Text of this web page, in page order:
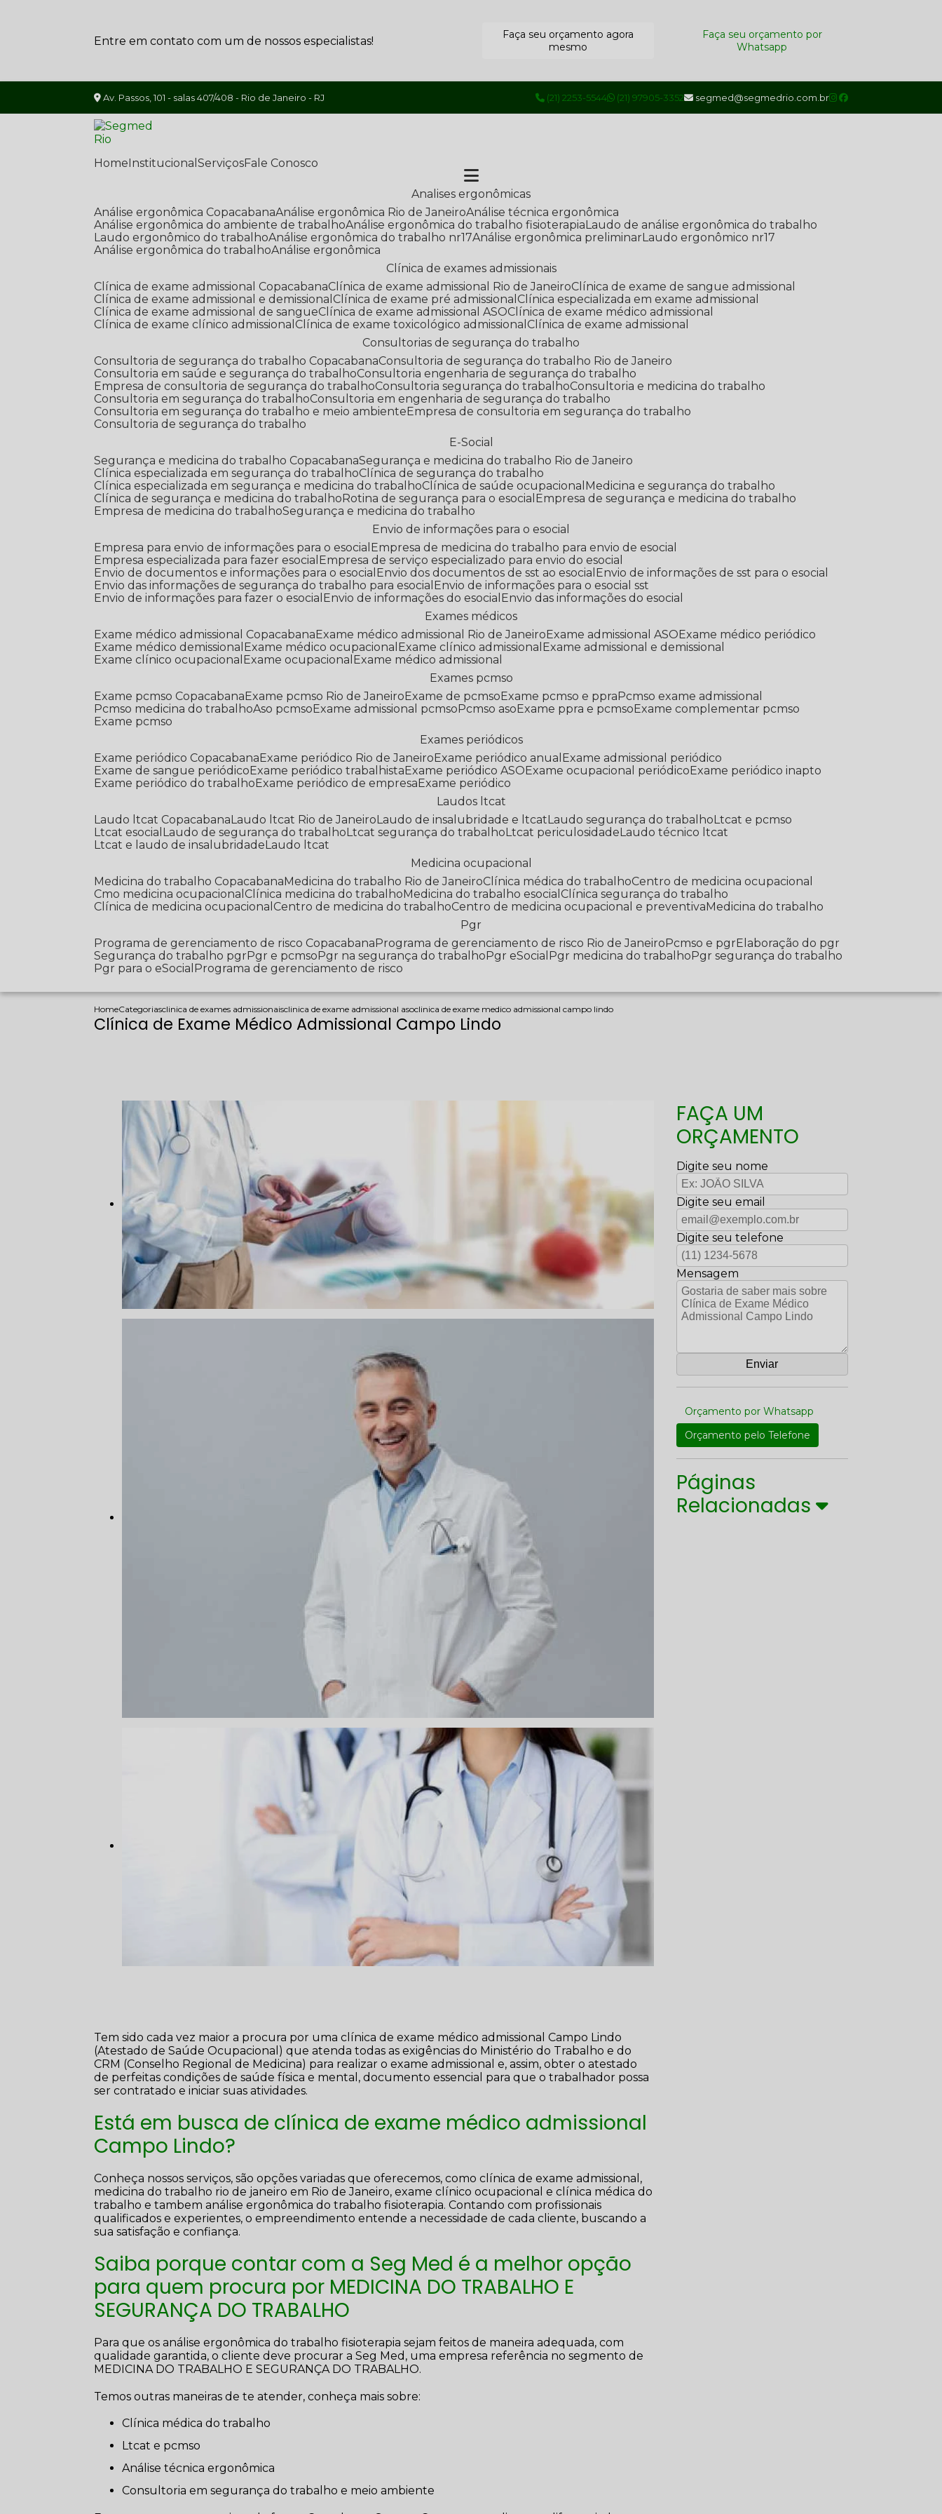
Entre em contato com um de nossos especialistas!
Faça seu orçamento agora
mesmo
Faça seu orçamento por
Whatsapp
Av. Passos, 101 - salas 407/408 - Rio de Janeiro - RJ (21) 2253-5544 (21) 97905-3352 segmed@segmedrio.com.br
Home Institucional Serviços Fale Conosco
Analises ergonômicas
Análise ergonômica Copacabana Análise ergonômica Rio de Janeiro Análise técnica ergonômica
Análise ergonômica do ambiente de trabalho Análise ergonômica do trabalho fisioterapia Laudo de análise ergonômica do trabalho
Laudo ergonômico do trabalho Análise ergonômica do trabalho nr17 Análise ergonômica preliminar Laudo ergonômico nr17
Análise ergonômica do trabalho Análise ergonômica
Clínica de exames admissionais
Clínica de exame admissional Copacabana
Clínica de exame admissional Rio de Janeiro
Clínica de exame de sangue admissional
Clínica de exame admissional e demissional
Clínica de exame pré admissional
Clínica especializada em exame admissional
Clínica de exame admissional de sangue
Clínica de exame admissional ASO
Clínica de exame médico admissional
Clínica de exame clínico admissional
Clínica de exame toxicológico admissional
Clínica de exame admissional
Consultorias de segurança do trabalho
Consultoria de segurança do trabalho Copacabana
Consultoria de segurança do trabalho Rio de Janeiro
Consultoria em saúde e segurança do trabalho
Consultoria engenharia de segurança do trabalho
Empresa de consultoria de segurança do trabalho
Consultoria segurança do trabalho
Consultoria e medicina do trabalho
Consultoria em segurança do trabalho
Consultoria em engenharia de segurança do trabalho
Consultoria em segurança do trabalho e meio ambiente
Empresa de consultoria em segurança do trabalho
Consultoria de segurança do trabalho
E-Social
Segurança e medicina do trabalho Copacabana Segurança e medicina do trabalho Rio de Janeiro
Clínica especializada em segurança do trabalho
Clínica de segurança do trabalho
Clínica especializada em segurança e medicina do trabalho
Clínica de saúde ocupacional
Medicina e segurança do trabalho
Clínica de segurança e medicina do trabalho
Rotina de segurança para o esocial
Empresa de segurança e medicina do trabalho
Empresa de medicina do trabalho Segurança e medicina do trabalho
Envio de informações para o esocial
Empresa para envio de informações para o esocial
Empresa de medicina do trabalho para envio de esocial
Empresa especializada para fazer esocial
Empresa de serviço especializado para envio do esocial
Envio de documentos e informações para o esocial
Envio dos documentos de sst ao esocial
Envio de informações de sst para o esocial
Envio das informações de segurança do trabalho para esocial
Envio de informações para o esocial sst
Envio de informações para fazer o esocial
Envio de informações do esocial
Envio das informações do esocial
Exames médicos
Exame médico admissional Copacabana
Exame médico admissional Rio de Janeiro Exame admissional ASO
Exame médico periódico
Exame médico demissional
Exame médico ocupacional Exame clínico admissional
Exame admissional e demissional
Exame clínico ocupacional
Exame ocupacional
Exame médico admissional
Exames pcmso
Exame pcmso Copacabana
Exame pcmso Rio de Janeiro Exame de pcmso Exame pcmso e ppra
Pcmso exame admissional
Pcmso medicina do trabalho Aso pcmso Exame admissional pcmso Pcmso aso Exame ppra e pcmso
Exame complementar pcmso
Exame pcmso
Exames periódicos
Exame periódico Copacabana
Exame periódico Rio de Janeiro Exame periódico anual
Exame admissional periódico
Exame de sangue periódico
Exame periódico trabalhista Exame periódico ASO Exame ocupacional periódico
Exame periódico inapto
Exame periódico do trabalho
Exame periódico de empresa
Exame periódico
Laudos ltcat
Laudo ltcat Copacabana Laudo ltcat Rio de Janeiro Laudo de insalubridade e ltcat Laudo segurança do trabalho Ltcat e pcmso
Ltcat esocial
Laudo de segurança do trabalho Ltcat segurança do trabalho Ltcat periculosidade Laudo técnico ltcat
Ltcat e laudo de insalubridade Laudo ltcat
Medicina ocupacional
Medicina do trabalho Copacabana
Medicina do trabalho Rio de Janeiro Clínica médica do trabalho
Centro de medicina ocupacional
Cmo medicina ocupacional
Clínica medicina do trabalho Medicina do trabalho esocial
Clínica segurança do trabalho
Clínica de medicina ocupacional
Centro de medicina do trabalho Centro de medicina ocupacional e preventiva
Medicina do trabalho
Pgr
Programa de gerenciamento de risco Copacabana
Programa de gerenciamento de risco Rio de Janeiro Pcmso e pgr
Elaboração do pgr
Segurança do trabalho pgr
Pgr e pcmso Pgr na segurança do trabalho Pgr eSocial Pgr medicina do trabalho
Pgr segurança do trabalho
Pgr para o eSocial
Programa de gerenciamento de risco
HomeCategoriasclinica de exames admissionaisclinica de exame admissional asoclinica de exame medico admissional campo lindo
Clínica de Exame Médico Admissional Campo Lindo
Tem sido cada vez maior a procura por uma clínica de exame médico admissional Campo Lindo
(Atestado de Saúde Ocupacional) que atenda todas as exigências do Ministério do Trabalho e do
CRM (Conselho Regional de Medicina) para realizar o exame admissional e, assim, obter o atestado
de perfeitas condições de saúde física e mental, documento essencial para que o trabalhador possa
ser contratado e iniciar suas atividades.
Está em busca de clínica de exame médico admissional
Campo Lindo?
Conheça nossos serviços, são opções variadas que oferecemos, como clínica de exame admissional,
medicina do trabalho rio de janeiro em Rio de Janeiro, exame clínico ocupacional e clínica médica do
trabalho e tambem análise ergonômica do trabalho fisioterapia. Contando com profissionais
qualificados e experientes, o empreendimento entende a necessidade de cada cliente, buscando a
sua satisfação e confiança.
Saiba porque contar com a Seg Med é a melhor opção
para quem procura por MEDICINA DO TRABALHO E
SEGURANÇA DO TRABALHO
Para que os análise ergonômica do trabalho fisioterapia sejam feitos de maneira adequada, com
qualidade garantida, o cliente deve procurar a Seg Med, uma empresa referência no segmento de
MEDICINA DO TRABALHO E SEGURANÇA DO TRABALHO.
Temos outras maneiras de te atender, conheça mais sobre:
clínica médica do trabalho
ltcat e pcmso
análise técnica ergonômica
consultoria em segurança do trabalho e meio ambiente
FAÇA UM
ORÇAMENTO
Digite seu nome
Digite seu email
Digite seu telefone
Mensagem
Orçamento por Whatsapp
Orçamento pelo Telefone
Páginas
Relacionadas